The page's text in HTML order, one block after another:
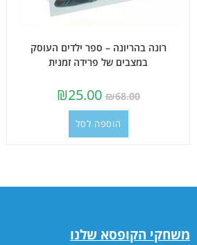
רונה בהריונה – ספר ילדים העוסק
במצבים של פרידה זמנית
₪68.00
₪25.00
הוספה לסל
משחקי הקופסא שלנו